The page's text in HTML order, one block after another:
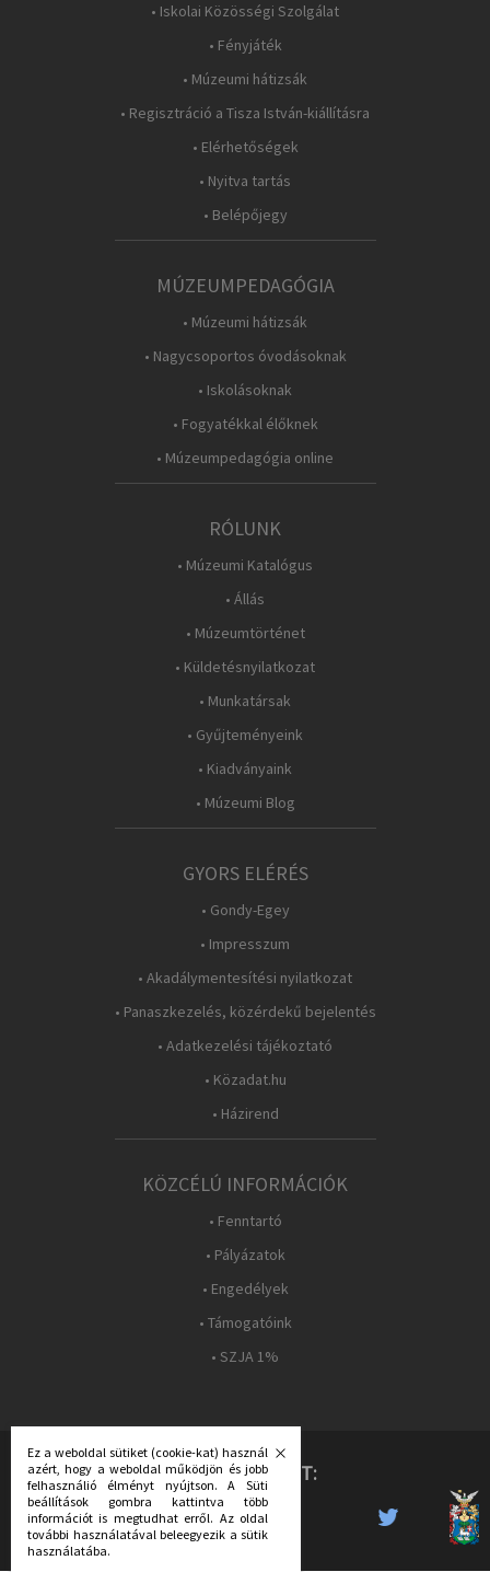
• Iskolai Közösségi Szolgálat
• Fényjáték
• Múzeumi hátizsák
• Regisztráció a Tisza István-kiállításra
• Elérhetőségek
• Nyitva tartás
• Belépőjegy
MÚZEUMPEDAGÓGIA
• Múzeumi hátizsák
• Nagycsoportos óvodásoknak
• Iskolásoknak
• Fogyatékkal élőknek
• Múzeumpedagógia online
RÓLUNK
• Múzeumi Katalógus
• Állás
• Múzeumtörténet
• Küldetésnyilatkozat
• Munkatársak
• Gyűjteményeink
• Kiadványaink
• Múzeumi Blog
GYORS ELÉRÉS
• Gondy-Egey
• Impresszum
• Akadálymentesítési nyilatkozat
• Panaszkezelés, közérdekű bejelentés
• Adatkezelési tájékoztató
• Közadat.hu
• Házirend
KÖZCÉLÚ INFORMÁCIÓK
• Fenntartó
• Pályázatok
• Engedélyek
• Támogatóink
• SZJA 1%
KÖVESS MINKET:
Ez a weboldal sütiket (cookie-kat) használ
azért, hogy a weboldal működjön és jobb
felhasználió élményt nyújtson. A Süti
beállítások gombra kattintva több
információt is megtudhat erről. Az oldal
további használatával beleegyezik a sütik
használatába.